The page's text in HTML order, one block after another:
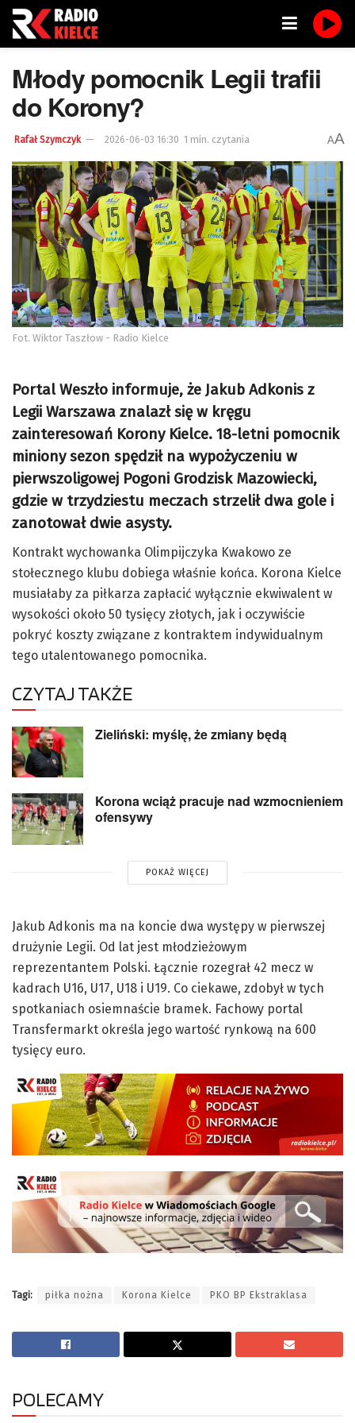
Młody pomocnik Legii trafii
do Korony?
Rafał Szymczyk 2026-06-03 16:30 1 min. czytania AA
Fot. Wiktor Taszłow - Radio Kielce
Portal Weszło informuje, że Jakub Adkonis z
Legii Warszawa znalazł się w kręgu
zainteresowań Korony Kielce. 18-letni pomocnik
miniony sezon spędził na wypożyczeniu w
pierwszoligowej Pogoni Grodzisk Mazowiecki,
gdzie w trzydziestu meczach strzelił dwa gole i
zanotował dwie asysty.
Kontrakt wychowanka Olimpijczyka Kwakowo ze
stołecznego klubu dobiega właśnie końca. Korona Kielce
musiałaby za piłkarza zapłacić wyłącznie ekwiwalent w
wysokości około 50 tysięcy złotych, jak i oczywiście
pokryć koszty związane z kontraktem indywidualnym
tego utalentowanego pomocnika.
CZYTAJ TAKŻE
Zieliński: myślę, że zmiany będą
Korona wciąż pracuje nad wzmocnieniem
ofensywy
POKAŻ WIĘCEJ
Jakub Adkonis ma na koncie dwa występy w pierwszej
drużynie Legii. Od lat jest młodzieżowym
reprezentantem Polski. Łącznie rozegrał 42 mecz w
kadrach U16, U17, U18 i U19. Co ciekawe, zdobył w tych
spotkaniach osiemnaście bramek. Fachowy portal
Transfermarkt określa jego wartość rynkową na 600
tysięcy euro.
Tagi: piłka nożna Korona Kielce PKO BP Ekstraklasa
POLECAMY